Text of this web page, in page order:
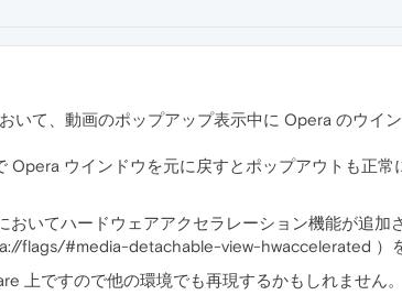
て、動画のポップアップ表示中に Opera のウイ
ウインドウを元に戻すとポップアウトも正常
いてハードウェアアクセラレーション機能が追加
flags/#media-detachable-view-hwaccelerated ）
上ですので他の環境でも再現するかもしれません